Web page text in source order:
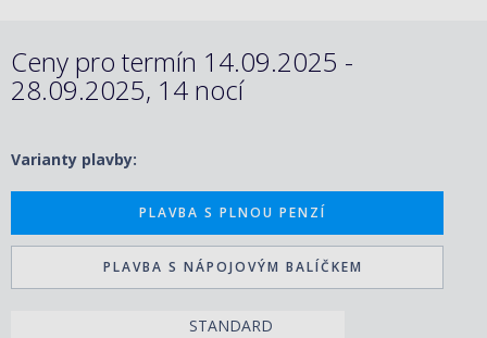
Ceny pro termín 14.09.2025 -
28.09.2025, 14 nocí
Varianty plavby:
PLAVBA S PLNOU PENZÍ
PLAVBA S NÁPOJOVÝM BALÍČKEM
STANDARD